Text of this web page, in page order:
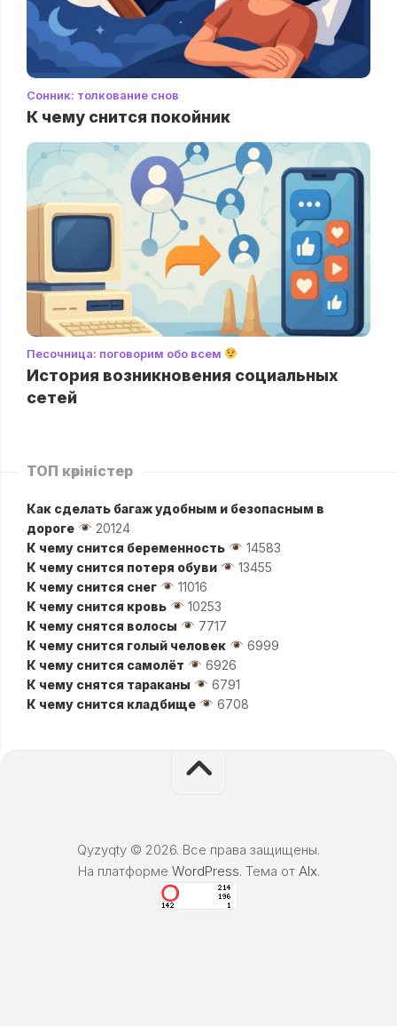
Сонник: толкование снов
К чему снится покойник
Песочница: поговорим обо всем
История возникновения социальных
сетей
ТОП көріністер
Как сделать багаж удобным и безопасным в
дороге
20124
К чему снится беременность
14583
К чему снится потеря обуви
13455
К чему снится снег
11016
К чему снится кровь
10253
К чему снятся волосы
7717
К чему снится голый человек
6999
К чему снится самолёт
6926
К чему снятся тараканы
6791
К чему снится кладбище
6708
Qyzyqty © 2026. Все права защищены.
На платформе WordPress. Тема от Alx.